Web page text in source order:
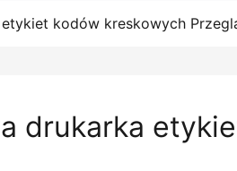
etykiet kodów kreskowych
drukarka